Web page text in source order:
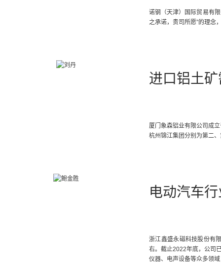
诺钢（天津）国际贸易有
之承诺，贵司所愿”的理念
进口铝土
厦门象森铝业有限公司成
杭州锦江集团分别为第二
电动汽车
浙江鑫盛永磁科技股份有
右。截止2022年底，公司
仪器、电声设备等众多领